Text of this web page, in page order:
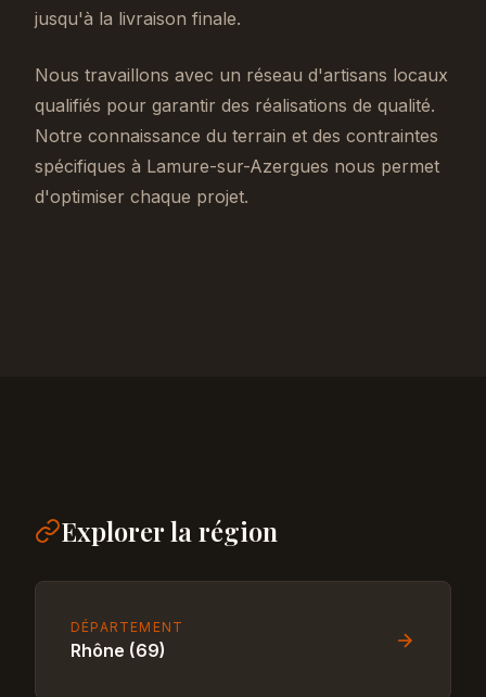
jusqu'à la livraison finale.
Nous travaillons avec un réseau d'artisans locaux
qualifiés pour garantir des réalisations de qualité.
Notre connaissance du terrain et des contraintes
spécifiques à Lamure-sur-Azergues nous permet
d'optimiser chaque projet.
Explorer la région
DÉPARTEMENT
Rhône (69)